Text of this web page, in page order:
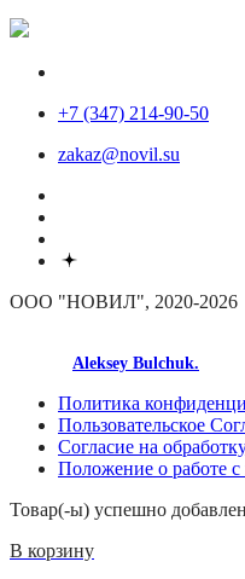
+7 (347) 214-90-50
zakaz@novil.su
ООО "НОВИЛ", 2020-2026
Aleksey Bulchuk.
Политика
Пользовательское
Согласие на
Положение о работе
Товар(-ы) успешно
В корзину